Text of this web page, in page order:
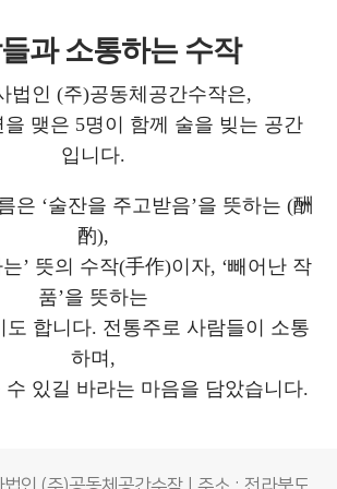
과 소통하는 수작
법인 (주)공동체공간수작은,
맺은 5명이 함께 술을 빚는 공간
입니다.
은 ‘술잔을 주고받음’을 뜻하는 (酬
酌),
’ 뜻의 수작(手作)이자, ‘빼어난 작
품’을 뜻하는
도 합니다. 전통주로 사람들이 소통
하며,
수 있길 바라는 마음을 담았습니다.